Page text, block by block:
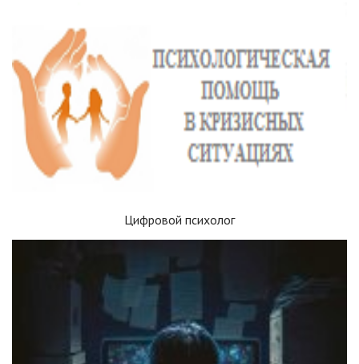
Цифровой психолог